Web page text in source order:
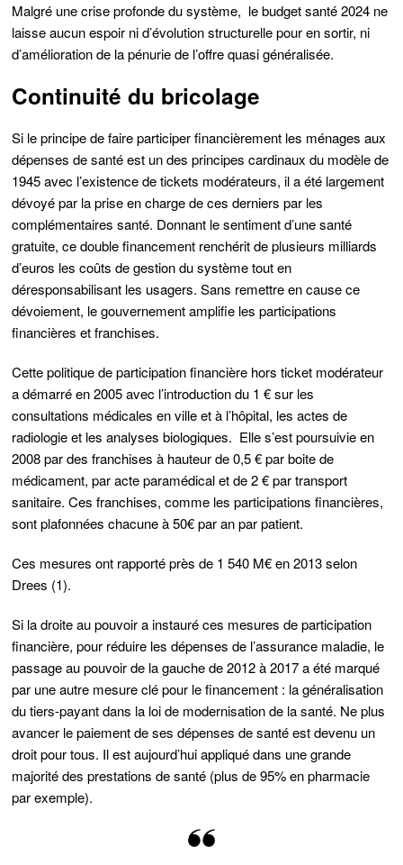
Malgré une crise profonde du système, le budget santé 2024 ne
laisse aucun espoir ni d’évolution structurelle pour en sortir, ni
d’amélioration de la pénurie de l’offre quasi généralisée.
Continuité du bricolage
Si le principe de faire participer financièrement les ménages aux
dépenses de santé est un des principes cardinaux du modèle de
1945 avec l’existence de tickets modérateurs, il a été largement
dévoyé par la prise en charge de ces derniers par les
complémentaires santé. Donnant le sentiment d’une santé
gratuite, ce double financement renchérit de plusieurs milliards
d’euros les coûts de gestion du système tout en
déresponsabilisant les usagers. Sans remettre en cause ce
dévoiement, le gouvernement amplifie les participations
financières et franchises.
Cette politique de participation financière hors ticket modérateur
a démarré en 2005 avec l’introduction du 1 € sur les
consultations médicales en ville et à l’hôpital, les actes de
radiologie et les analyses biologiques. Elle s’est poursuivie en
2008 par des franchises à hauteur de 0,5 € par boite de
médicament, par acte paramédical et de 2 € par transport
sanitaire. Ces franchises, comme les participations financières,
sont plafonnées chacune à 50€ par an par patient.
Ces mesures ont rapporté près de 1 540 M€ en 2013 selon
Drees (1).
Si la droite au pouvoir a instauré ces mesures de participation
financière, pour réduire les dépenses de l’assurance maladie, le
passage au pouvoir de la gauche de 2012 à 2017 a été marqué
par une autre mesure clé pour le financement : la généralisation
du tiers-payant dans la loi de modernisation de la santé. Ne plus
avancer le paiement de ses dépenses de santé est devenu un
droit pour tous. Il est aujourd’hui appliqué dans une grande
majorité des prestations de santé (plus de 95% en pharmacie
par exemple).